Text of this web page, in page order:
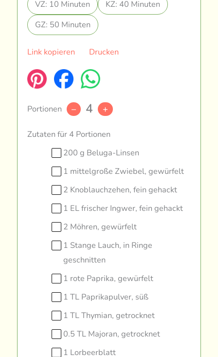
VZ: 10 Minuten
KZ: 40 Minuten
GZ: 50 Minuten
Link kopieren Drucken
Portionen – 4 +
Zutaten für 4 Portionen
200 g Beluga-Linsen
1 mittelgroße Zwiebel, gewürfelt
2 Knoblauchzehen, fein gehackt
1 EL frischer Ingwer, fein gehackt
2 Möhren, gewürfelt
1 Stange Lauch, in Ringe
geschnitten
1 rote Paprika, gewürfelt
1 TL Paprikapulver, süß
1 TL Thymian, getrocknet
0.5 TL Majoran, getrocknet
1 Lorbeerblatt